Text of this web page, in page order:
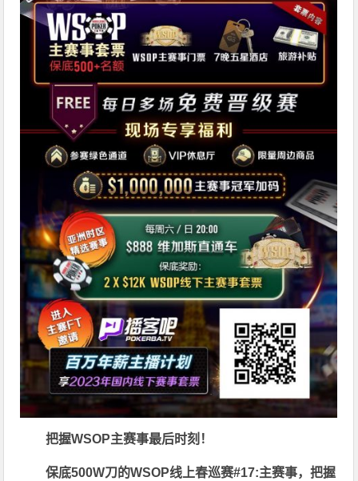
把握WSOP主赛事最后时刻！
保底500W刀的WSOP线上春巡赛#17:主赛事，把握